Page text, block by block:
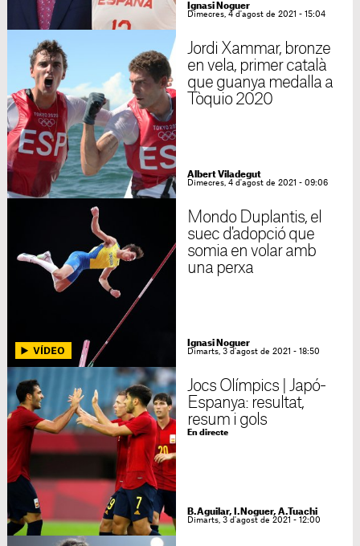
Ignasi Noguer
Dimecres, 4 d'agost de 2021 - 15:04
Jordi Xammar, bronze
en vela, primer català
que guanya medalla a
Tòquio 2020
Albert Viladegut
Dimecres, 4 d'agost de 2021 - 09:06
Mondo Duplantis, el
suec d'adopció que
somia en volar amb
una perxa
Ignasi Noguer
Dimarts, 3 d'agost de 2021 - 18:50
Jocs Olímpics | Japó-
Espanya: resultat,
resum i gols
En directe
B.Aguilar, I.Noguer, A.Tuachi
Dimarts, 3 d'agost de 2021 - 12:00